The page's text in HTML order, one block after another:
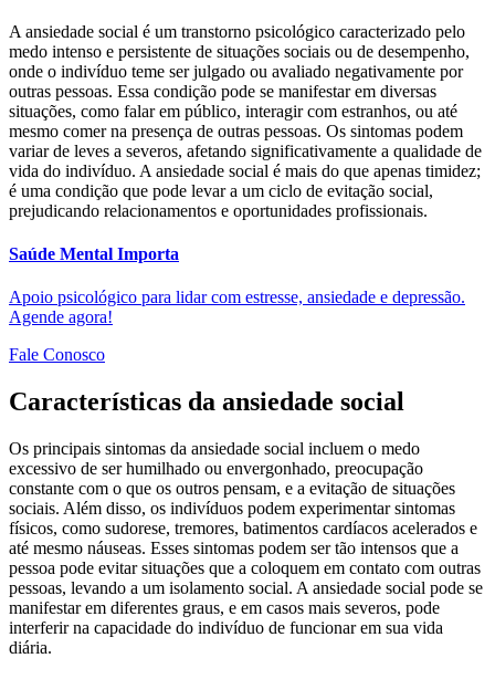
A ansiedade social é um transtorno psicológico caracterizado pelo
medo intenso e persistente de situações sociais ou de desempenho,
onde o indivíduo teme ser julgado ou avaliado negativamente por
outras pessoas. Essa condição pode se manifestar em diversas
situações, como falar em público, interagir com estranhos, ou até
mesmo comer na presença de outras pessoas. Os sintomas podem
variar de leves a severos, afetando significativamente a qualidade de
vida do indivíduo. A ansiedade social é mais do que apenas timidez;
é uma condição que pode levar a um ciclo de evitação social,
prejudicando relacionamentos e oportunidades profissionais.
Saúde Mental Importa
Apoio psicológico para lidar com estresse, ansiedade e depressão.
Agende agora!
Fale Conosco
Características da ansiedade social
Os principais sintomas da ansiedade social incluem o medo
excessivo de ser humilhado ou envergonhado, preocupação
constante com o que os outros pensam, e a evitação de situações
sociais. Além disso, os indivíduos podem experimentar sintomas
físicos, como sudorese, tremores, batimentos cardíacos acelerados e
até mesmo náuseas. Esses sintomas podem ser tão intensos que a
pessoa pode evitar situações que a coloquem em contato com outras
pessoas, levando a um isolamento social. A ansiedade social pode se
manifestar em diferentes graus, e em casos mais severos, pode
interferir na capacidade do indivíduo de funcionar em sua vida
diária.